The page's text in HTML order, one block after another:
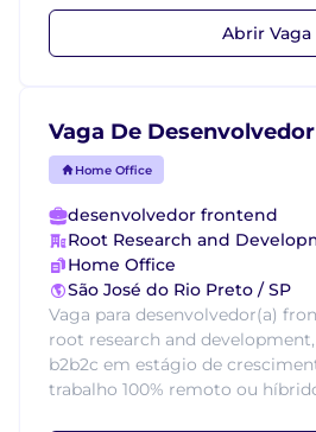
Abrir Vaga
Vaga De
Home Office
desenvolvedor frontend
Root Research and
Home Office
São José do Rio Preto / SP
Vaga para desenvolvedor(a)
root research and
b2b2c em estágio de
trabalho 100% remoto ou